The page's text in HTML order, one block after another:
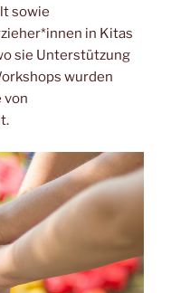
sowie
in Kitas
sie Unterstützung
wurden
von